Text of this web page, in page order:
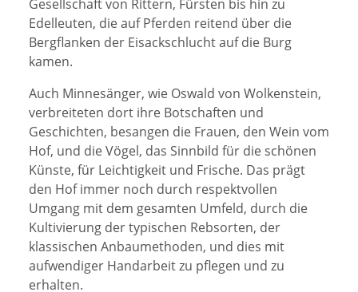
Gesellschaft von Rittern, Fürsten bis hin zu
Edelleuten, die auf Pferden reitend über die
Bergflanken der Eisackschlucht auf die Burg
kamen.
Auch Minnesänger, wie Oswald von Wolkenstein,
verbreiteten dort ihre Botschaften und
Geschichten, besangen die Frauen, den Wein vom
Hof, und die Vögel, das Sinnbild für die schönen
Künste, für Leichtigkeit und Frische. Das prägt
den Hof immer noch durch respektvollen
Umgang mit dem gesamten Umfeld, durch die
Kultivierung der typischen Rebsorten, der
klassischen Anbaumethoden, und dies mit
aufwendiger Handarbeit zu pflegen und zu
erhalten.